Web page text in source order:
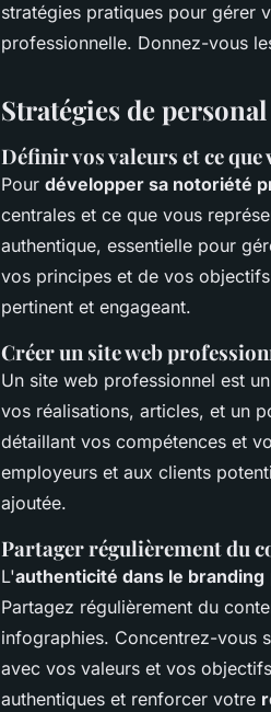
stratégies pratiques pour gérer
professionnelle. Donnez-vous
Stratégies de
Définir vos valeurs et ce que
Pour développer sa notoriété
centrales et ce que vous
authentique, essentielle pour
vos principes et de vos
pertinent et engageant.
Créer un site web
Un site web professionnel est
vos réalisations, articles, et un
détaillant vos compétences et
employeurs et aux clients
ajoutée.
Partager régulièrement du
L'authenticité dans le branding
Partagez régulièrement du
infographies. Concentrez-vous
avec vos valeurs et vos
authentiques et renforcer votre